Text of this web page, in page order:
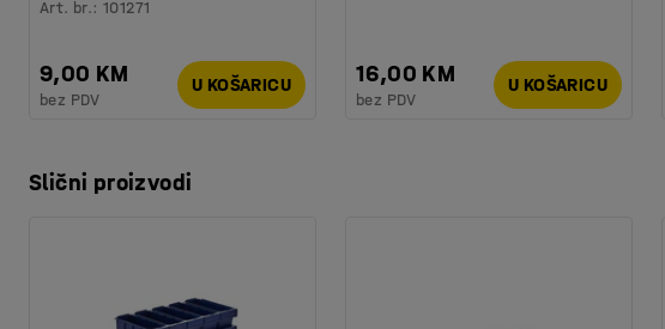
Art. br.:101271
9,00 KM
bez PDV
U KOŠARICU 16,00 KM
bez PDV
U KOŠARICU
Slični proizvodi